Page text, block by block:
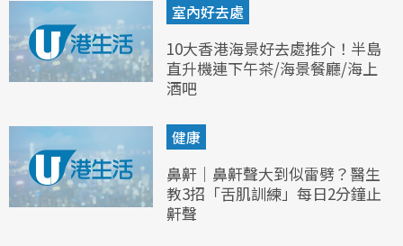
室內好去處
10大香港海景好去處推介！半島
直升機連下午茶/海景餐廳/海上
酒吧
健康
鼻鼾｜鼻鼾聲大到似雷劈？醫生
教3招「舌肌訓練」每日2分鐘止
鼾聲